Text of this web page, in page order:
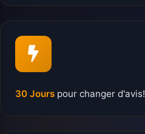
30 Jours pour changer d'avis!